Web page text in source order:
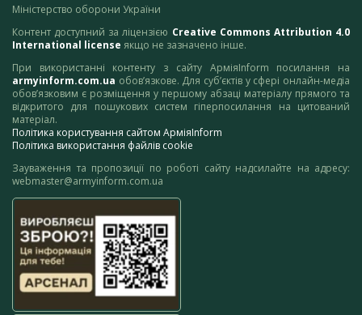
Міністерство оборони України
Контент доступний за ліцензією Creative Commons Attribution 4.0
International license якщо не зазначено інше.
При використанні контенту з сайту АрміяInform посилання на
armyinform.com.ua обов’язкове. Для суб’єктів у сфері онлайн-медіа
обов’язковим є розміщення у першому абзаці матеріалу прямого та
відкритого для пошукових систем гіперпосилання на цитований
матеріал.
Політика користування сайтом АрміяInform
Політика використання файлів cookie
Зауваження та пропозиції по роботі сайту надсилайте на адресу:
webmaster@armyinform.com.ua